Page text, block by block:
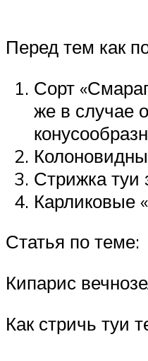
Перед тем как
Сорт
же в случае
Стрижка туи
Карликовые
Статья по теме:
Кипарис
Как стричь туи